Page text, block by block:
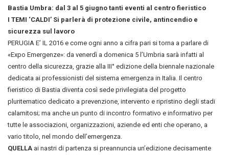
Bastia Umbra: dal 3 al 5 giugno tanti eventi al centro fieristico
I TEMI ‘CALDI’ Si parlerà di protezione civile, antincendio e
sicurezza sul lavoro
PERUGIA E’ IL 2016 e come ogni anno a cifra pari si torna a parlare di
«Expo Emergenze»: da venerdì a domenica 5 l’Umbria sarà infatti al
centro della sicurezza, grazie alla III° edizione della biennale nazionale
dedicata ai professionisti del sistema emergenza in Italia. Il centro
fieristico di Bastia diventa così sede privilegiata del progetto
pluritematico dedicato a prevenzione, intervento e ripristino degli stadi
calamitosi; ma anche un punto di incontro formativo e informativo per
tutte le associazioni, organizzazioni, aziende ed enti che operano, a
vario titolo, nel mondo dell’emergenza.
QUELLA ai nastri di partenza si preannuncia un’edizione decisamente